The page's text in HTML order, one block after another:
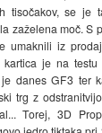
tisočakov, se je
zaželena moč. S
umaknili iz
kartica je na
danes GF3 ter
trg z
Torej, 3D